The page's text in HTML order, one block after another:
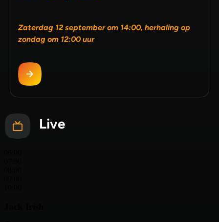
Zaterdag 12 september om 14:00, herhaling op
zondag om 12:00 uur
Live